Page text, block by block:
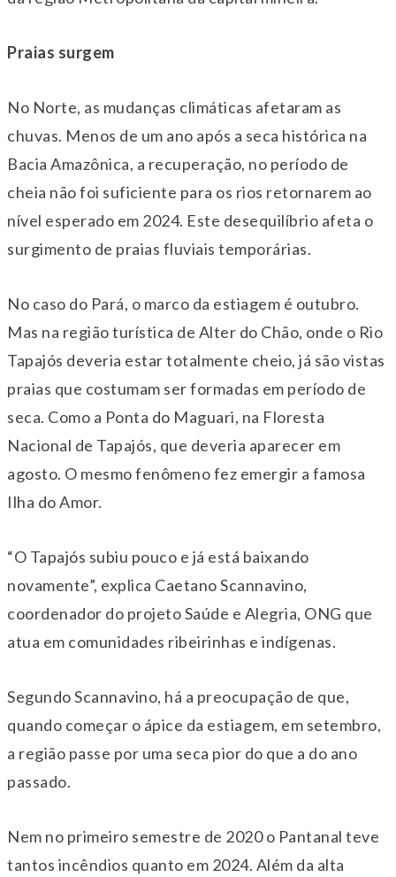
Praias surgem
No Norte, as mudanças climáticas afetaram as
chuvas. Menos de um ano após a seca histórica na
Bacia Amazônica, a recuperação, no período de
cheia não foi suficiente para os rios retornarem ao
nível esperado em 2024. Este desequilíbrio afeta o
surgimento de praias fluviais temporárias.
No caso do Pará, o marco da estiagem é outubro.
Mas na região turística de Alter do Chão, onde o Rio
Tapajós deveria estar totalmente cheio, já são vistas
praias que costumam ser formadas em período de
seca. Como a Ponta do Maguari, na Floresta
Nacional de Tapajós, que deveria aparecer em
agosto. O mesmo fenômeno fez emergir a famosa
Ilha do Amor.
“O Tapajós subiu pouco e já está baixando
novamente”, explica Caetano Scannavino,
coordenador do projeto Saúde e Alegria, ONG que
atua em comunidades ribeirinhas e indígenas.
Segundo Scannavino, há a preocupação de que,
quando começar o ápice da estiagem, em setembro,
a região passe por uma seca pior do que a do ano
passado.
Nem no primeiro semestre de 2020 o Pantanal teve
tantos incêndios quanto em 2024. Além da alta